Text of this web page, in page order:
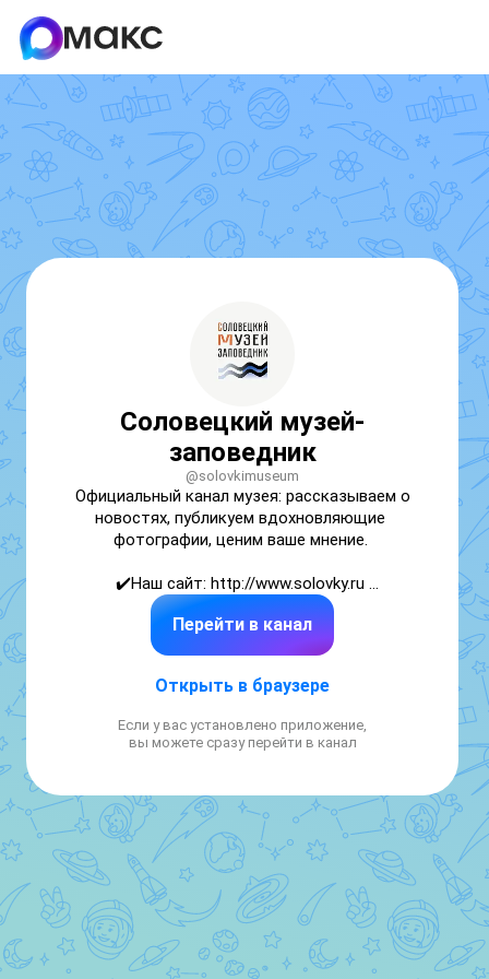
Соловецкий музей-
заповедник
@solovkimuseum
Официальный канал музея: рассказываем о
новостях, публикуем вдохновляющие
фотографии, ценим ваше мнение.
✔️Наш сайт: http://www.solovky.ru
✔️По вопросам экскурсионного
обслуживания обращаться по телефону: 8
lud.janushko@yandex.ru
✔️Сотрудничество/сувенирная
Перейти в канал
Открыть в браузере
Если у вас установлено приложение,
вы можете сразу перейти в канал